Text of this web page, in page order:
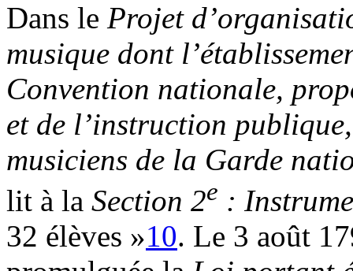
Dans le Projet
musique dont
Convention nationale,
et de l’instruction
musiciens de la Garde
lit à la Section 2e :
32 élèves »10. Le 3 août